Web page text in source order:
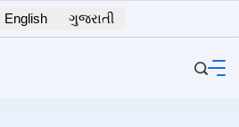
English ગુજરાતી